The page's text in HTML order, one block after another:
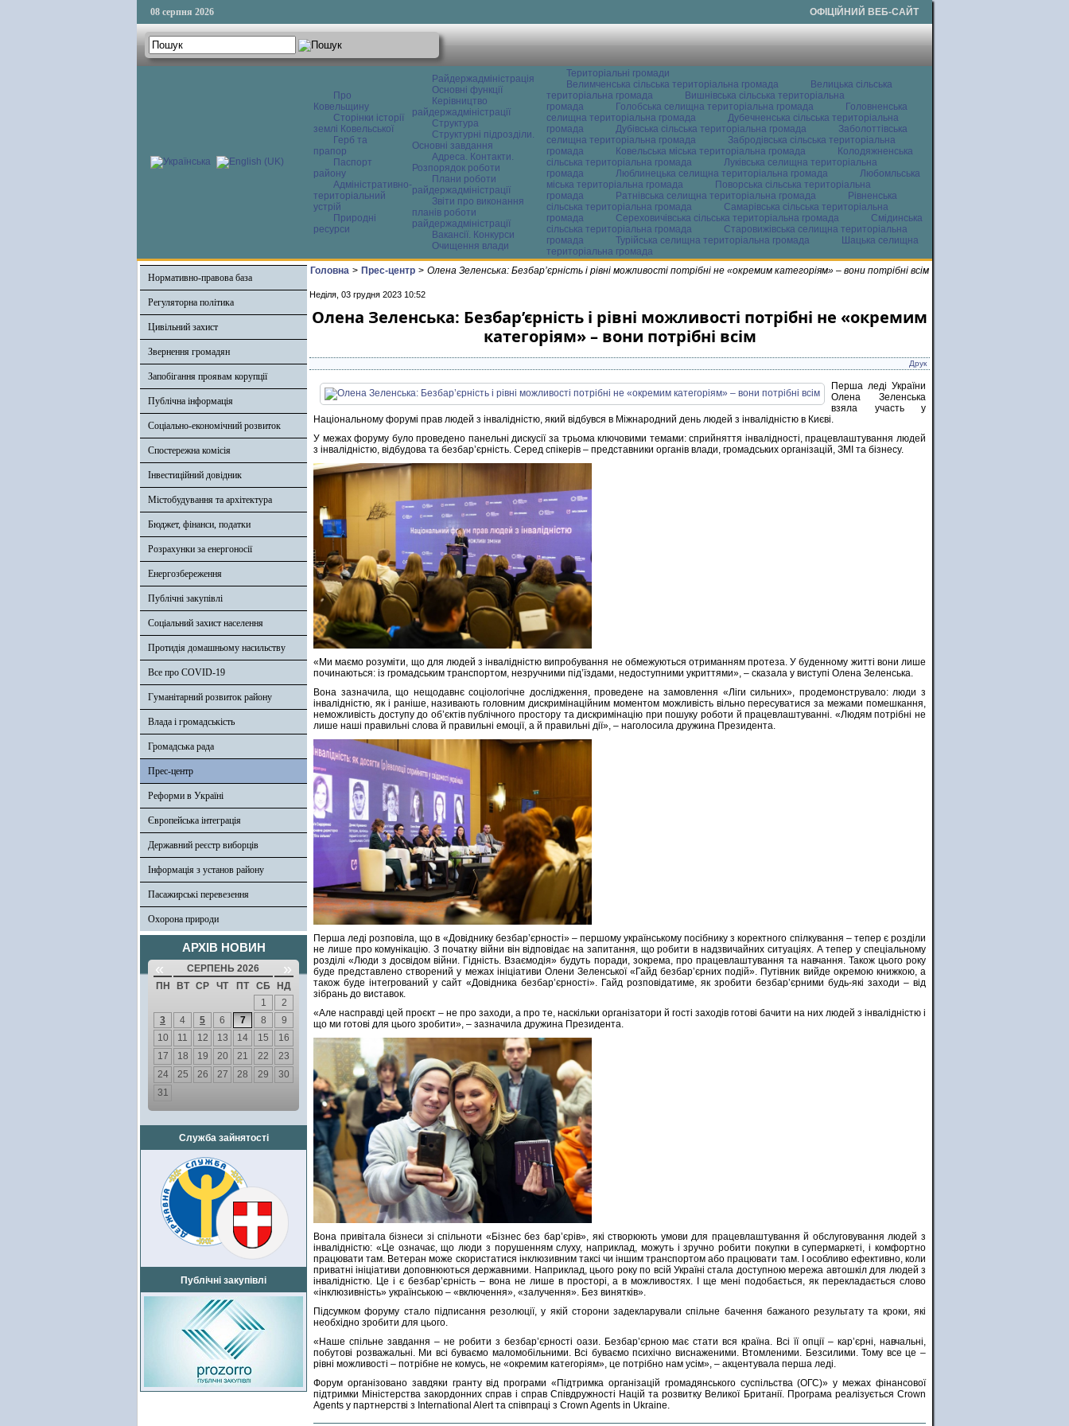
08 серпня 2026 ОФІЦІЙНИЙ ВЕБ-САЙТ
Про
Ковельщину
Сторінки історії
землі Ковельської
Герб та
прапор
Паспорт
району
Адміністративно-
територіальний
устрій
Природні
ресурси
Райдержадміністрація
Основні функції
Керівництво
райдержадміністрації
Структура
Структурні підрозділи.
Основні завдання
Адреса. Контакти.
Розпорядок роботи
Плани роботи
райдержадміністрації
Звіти про виконання
планів роботи
райдержадміністрації
Вакансії. Конкурси
Очищення влади
Територіальні громади
Велимченська сільська територіальна громада
Велицька сільська
територіальна громада
Вишнівська сільська територіальна
громада
Голобська селищна територіальна громада
Головненська
селищна територіальна громада
Дубечненська сільська територіальна
громада
Дубівська сільська територіальна громада
Заболоттівська
селищна територіальна громада
Забродівська сільська територіальна
громада
Ковельська міська територіальна громада
Колодяжненська
сільська територіальна громада
Луківська селищна територіальна
громада
Люблинецька селищна територіальна громада
Любомльська
міська територіальна громада
Поворська сільська територіальна
громада
Ратнівська селищна територіальна громада
Рівненська
сільська територіальна громада
Самарівська сільська територіальна
громада
Сереховичівська сільська територіальна громада
Смідинська
сільська територіальна громада
Старовижівська селищна територіальна
громада
Турійська селищна територіальна громада
Шацька селищна
територіальна громада
Нормативно-правова база
Регуляторна політика
Цивільний захист
Звернення громадян
Запобігання проявам корупції
Публічна інформація
Соціально-економічний розвиток
Спостережна комісія
Інвестиційний довідник
Містобудування та архітектура
Бюджет, фінанси, податки
Розрахунки за енергоносії
Енергозбереження
Публічні закупівлі
Соціальний захист населення
Протидія домашньому насильству
Все про COVID-19
Гуманітарний розвиток району
Влада і громадськість
Громадська рада
Прес-центр
Реформи в Україні
Європейська інтеграція
Державний реєстр виборців
Інформація з установ району
Пасажирські перевезення
Охорона природи
АРХІВ НОВИН
« СЕРПЕНЬ 2026 »
ПН ВТ СР ЧТ ПТ СБ
НД
1
2
3
4 5 6 7 8
9
10
11 12 13 14 15
16
17
18 19 20 21 22
23
24
25 26 27 28 29
30
31
Служба зайнятості
Публічні закупівлі
Головна > Прес-центр > Олена Зеленська: Безбар’єрність і рівні можливості потрібні не «окремим категоріям» – вони потрібні всім
Неділя, 03 грудня 2023 10:52
Олена Зеленська: Безбар’єрність і рівні можливості потрібні не «окремим
категоріям» – вони потрібні всім
Друк
Перша леді України
Олена Зеленська
взяла участь у
Національному форумі прав людей з інвалідністю, який відбувся в Міжнародний день людей з інвалідністю в Києві.
У межах форуму було проведено панельні дискусії за трьома ключовими темами: сприйняття інвалідності, працевлаштування людей
з інвалідністю, відбудова та безбар’єрність. Серед спікерів – представники органів влади, громадських організацій, ЗМІ та бізнесу.
«Ми маємо розуміти, що для людей з інвалідністю випробування не обмежуються отриманням протеза. У буденному житті вони лише
починаються: із громадським транспортом, незручними під’їздами, недоступними укриттями», – сказала у виступі Олена Зеленська.
Вона зазначила, що нещодавнє соціологічне дослідження, проведене на замовлення «Ліги сильних», продемонструвало: люди з
інвалідністю, як і раніше, називають головним дискримінаційним моментом можливість вільно пересуватися за межами помешкання,
неможливість доступу до об’єктів публічного простору та дискримінацію при пошуку роботи й працевлаштуванні. «Людям потрібні не
лише наші правильні слова й правильні емоції, а й правильні дії», – наголосила дружина Президента.
Перша леді розповіла, що в «Довіднику безбар’єрності» – першому українському посібнику з коректного спілкування – тепер є розділи
не лише про комунікацію. З початку війни він відповідає на запитання, що робити в надзвичайних ситуаціях. А тепер у спеціальному
розділі «Люди з досвідом війни. Гідність. Взаємодія» будуть поради, зокрема, про працевлаштування та навчання. Також цього року
буде представлено створений у межах ініціативи Олени Зеленської «Гайд безбар’єрних подій». Путівник вийде окремою книжкою, а
також буде інтегрований у сайт «Довідника безбар’єрності». Гайд розповідатиме, як зробити безбар’єрними будь-які заходи – від
зібрань до виставок.
«Але насправді цей проєкт – не про заходи, а про те, наскільки організатори й гості заходів готові бачити на них людей з інвалідністю і
що ми готові для цього зробити», – зазначила дружина Президента.
Вона привітала бізнеси зі спільноти «Бізнес без бар’єрів», які створюють умови для працевлаштування й обслуговування людей з
інвалідністю: «Це означає, що люди з порушенням слуху, наприклад, можуть і зручно робити покупки в супермаркеті, і комфортно
працювати там. Ветеран може скористатися інклюзивним таксі чи іншим транспортом або працювати там. І особливо ефективно, коли
приватні ініціативи доповнюються державними. Наприклад, цього року по всій Україні стала доступною мережа автошкіл для людей з
інвалідністю. Це і є безбар’єрність – вона не лише в просторі, а в можливостях. І ще мені подобається, як перекладається слово
«інклюзивність» українською – «включення», «залучення». Без винятків».
Підсумком форуму стало підписання резолюції, у якій сторони задекларували спільне бачення бажаного результату та кроки, які
необхідно зробити для цього.
«Наше спільне завдання – не робити з безбар’єрності оази. Безбар’єрною має стати вся країна. Всі її опції – кар’єрні, навчальні,
побутові розважальні. Ми всі буваємо маломобільними. Всі буваємо психічно виснаженими. Втомленими. Безсилими. Тому все це –
рівні можливості – потрібне не комусь, не «окремим категоріям», це потрібно нам усім», – акцентувала перша леді.
Форум організовано завдяки гранту від програми «Підтримка організацій громадянського суспільства (ОГС)» у межах фінансової
підтримки Міністерства закордонних справ і справ Співдружності Націй та розвитку Великої Британії. Програма реалізується Crown
Agents у партнерстві з International Alert та співпраці з Crown Agents in Ukraine.